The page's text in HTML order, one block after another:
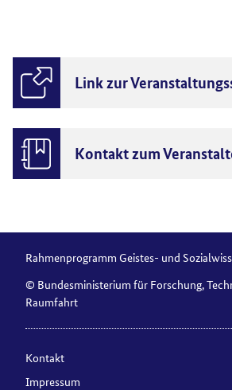
Link zur
Kontakt zum
Rahmenprogramm Geistes- und
© Bundesministerium für Forschung,
Raumfahrt
Kontakt
Impressum